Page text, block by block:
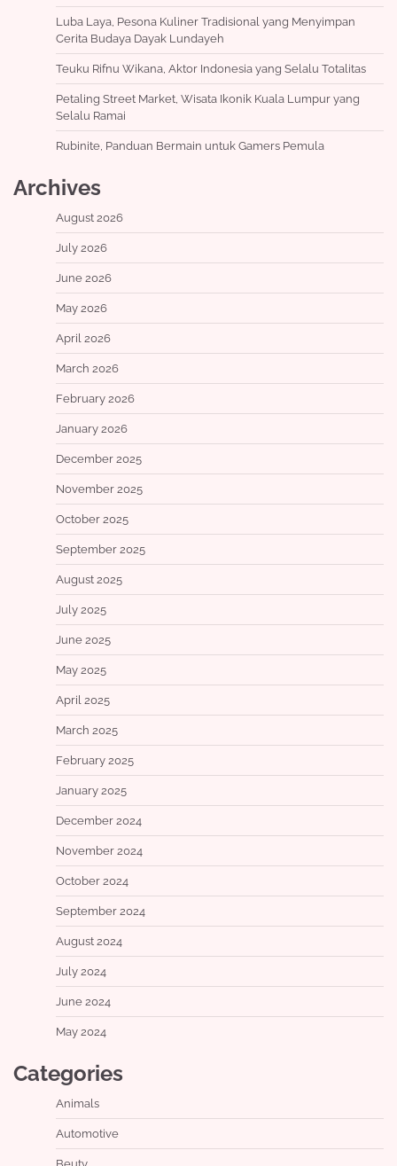
Luba Laya, Pesona Kuliner Tradisional yang Menyimpan
Cerita Budaya Dayak Lundayeh
Teuku Rifnu Wikana, Aktor Indonesia yang Selalu Totalitas
Petaling Street Market, Wisata Ikonik Kuala Lumpur yang
Selalu Ramai
Rubinite, Panduan Bermain untuk Gamers Pemula
Archives
August 2026
July 2026
June 2026
May 2026
April 2026
March 2026
February 2026
January 2026
December 2025
November 2025
October 2025
September 2025
August 2025
July 2025
June 2025
May 2025
April 2025
March 2025
February 2025
January 2025
December 2024
November 2024
October 2024
September 2024
August 2024
July 2024
June 2024
May 2024
Categories
Animals
Automotive